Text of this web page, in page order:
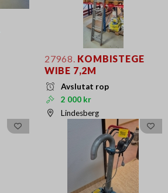
27968. KOMBISTEGE
WIBE 7,2M
Avslutat rop
2 000 kr
Lindesberg